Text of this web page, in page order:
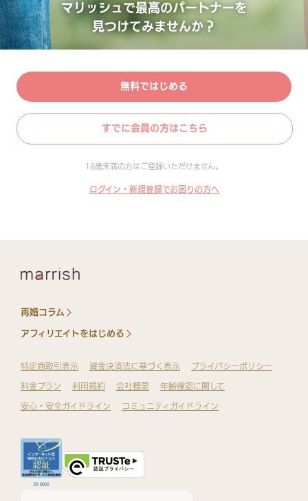
マリッシュで最高のパートナーを
見つけてみませんか？
無料ではじめる
すでに会員の方はこちら
18歳未満の方はご登録いただけません。
ログイン・新規登録でお困りの方へ
再婚コラム
アフィリエイトをはじめる
特定商取引表示 資金決済法に基づく表示 プライバシーポリシー
料金プラン 利用規約 会社概要 年齢確認に関して
安心・安全ガイドライン コミュニティガイドライン